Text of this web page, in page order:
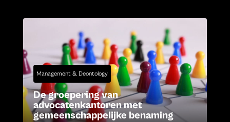
Management & Deontology
De groepering van
advocatenkantoren met
gemeenschappelijke benaming